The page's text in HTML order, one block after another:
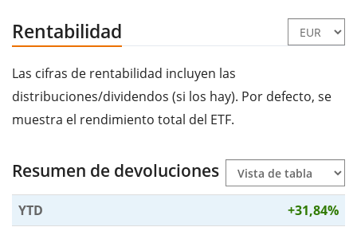
Rentabilidad
Las cifras de rentabilidad incluyen las
distribuciones/dividendos (si los hay). Por defecto, se
muestra el rendimiento total del ETF.
Resumen de devoluciones
YTD
+31,84%